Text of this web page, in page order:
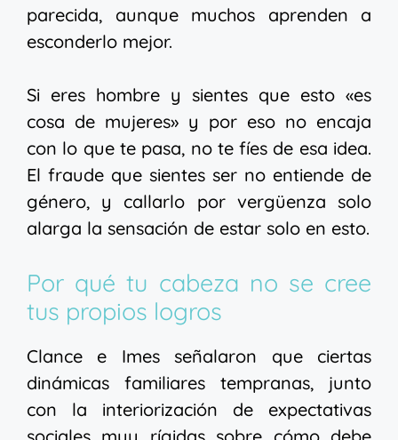
parecida, aunque muchos aprenden a
esconderlo mejor.
Si eres hombre y sientes que esto «es
cosa de mujeres» y por eso no encaja
con lo que te pasa, no te fíes de esa idea.
El fraude que sientes ser no entiende de
género, y callarlo por vergüenza solo
alarga la sensación de estar solo en esto.
Por qué tu cabeza no se cree
tus propios logros
Clance e Imes señalaron que ciertas
dinámicas familiares tempranas, junto
con la interiorización de expectativas